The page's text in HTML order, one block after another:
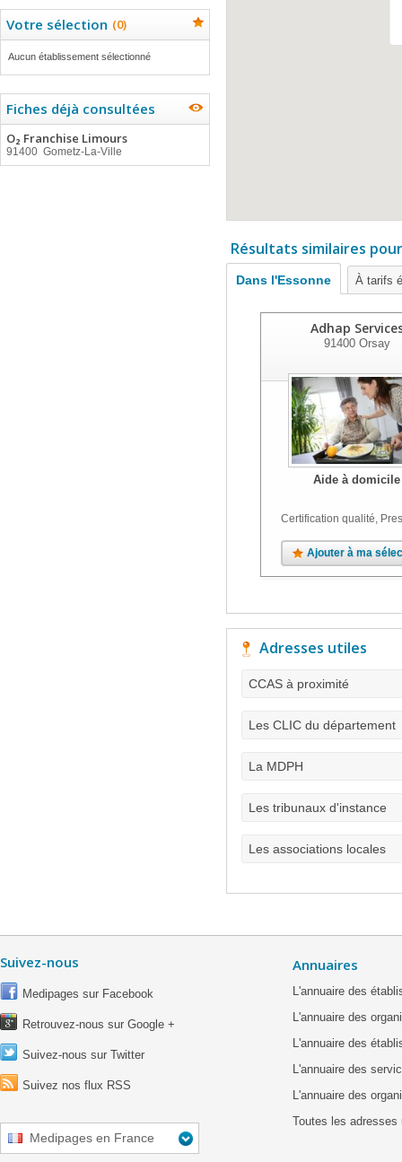
Votre sélection (0)
Aucun établissement sélectionné
Fiches déjà consultées
O₂ Franchise Limours
91400 Gometz-La-Ville
Résultats similaires
Dans l'Essonne À tarifs
Adhap
91400Orsay
Aide à domicile
Certification qualité,
Ajouter à ma
Adresses utiles
CCAS à proximité
Les CLIC du département
La MDPH
Les tribunaux d'instance
Les associations locales
Suivez-nous
Medipages sur Facebook
Retrouvez-nous sur Google +
Suivez-nous sur Twitter
Suivez nos flux RSS
Medipages en France
Annuaires
L'annuaire des
L'annuaire des
L'annuaire des
L'annuaire des
L'annuaire des
Toutes les adresses